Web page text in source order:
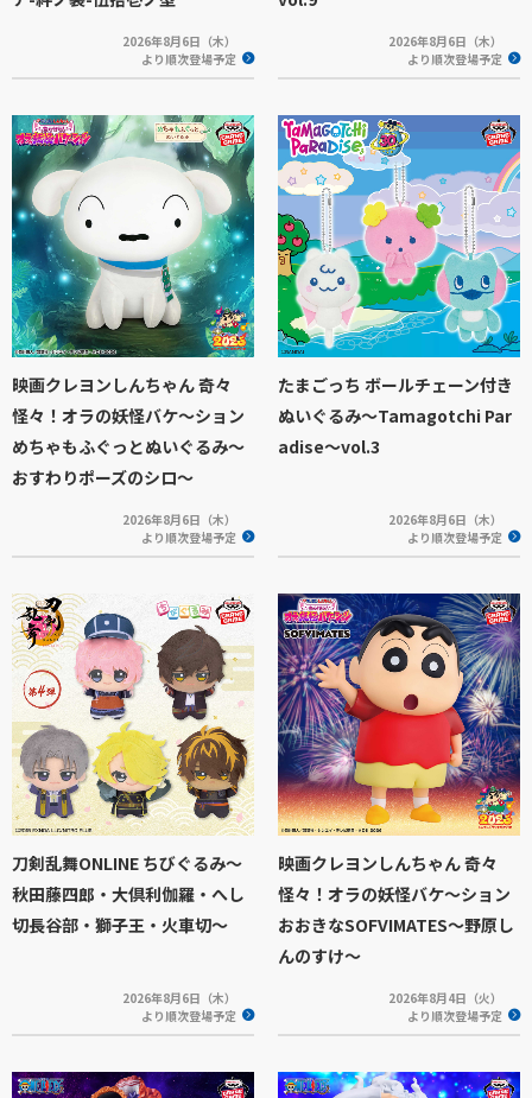
2026年8月6日（木）
より順次登場予定
2026年8月6日（木）
より順次登場予定
映画クレヨンしんちゃん 奇々
怪々！オラの妖怪バケ～ション
めちゃもふぐっとぬいぐるみ～
おすわりポーズのシロ～
2026年8月6日（木）
より順次登場予定
たまごっち ボールチェーン付き
ぬいぐるみ～Tamagotchi Par
adise～vol.3
2026年8月6日（木）
より順次登場予定
刀剣乱舞ONLINE ちびぐるみ～
秋田藤四郎・大倶利伽羅・へし
切長谷部・獅子王・火車切～
2026年8月6日（木）
より順次登場予定
映画クレヨンしんちゃん 奇々
怪々！オラの妖怪バケ～ション
おおきなSOFVIMATES～野原し
んのすけ～
2026年8月4日（火）
より順次登場予定